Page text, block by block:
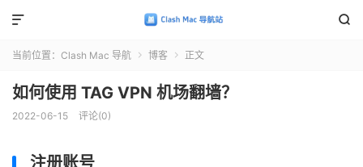


当前位置： Clash Mac 导航  博客  正文
如何使用 TAG VPN 机场翻墙？
2022-06-15 评论(0)
注册账号